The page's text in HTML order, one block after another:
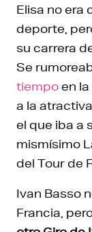
Elisa no era
deporte,
su carrera
Se
tiempoen
a la
el que iba a
mismísimo
del Tour de
Ivan Basso
Francia,